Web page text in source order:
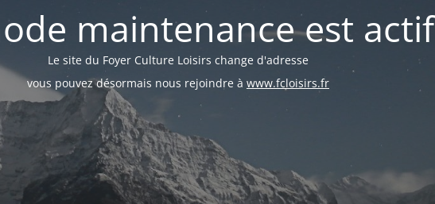
maintenance est actif
Le site du Foyer Culture Loisirs change d'adresse
vous pouvez désormais nous rejoindre à www.fcloisirs.fr